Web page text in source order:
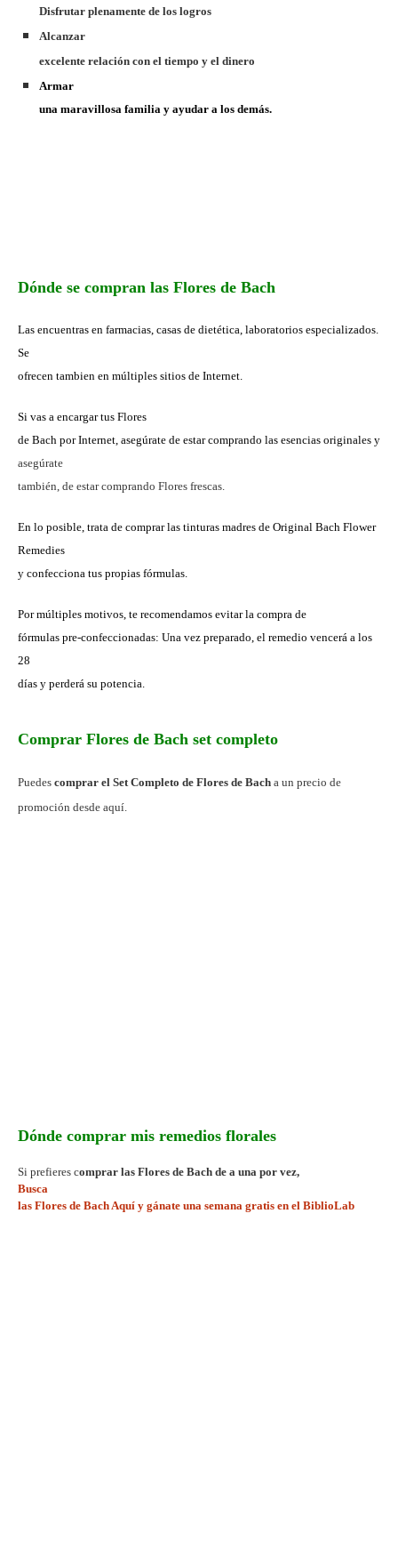
Disfrutar plenamente de los logros
Alcanzar
excelente relación con el tiempo y el dinero
Armar
una maravillosa familia y ayudar a los demás.
Dónde se compran las Flores de Bach
Las encuentras en farmacias, casas de dietética, laboratorios especializados.
Se
ofrecen tambien en múltiples sitios de Internet.
Si vas a encargar tus Flores
de Bach por Internet, asegúrate de estar comprando las esencias originales y
asegúrate
también, de estar comprando Flores frescas.
En lo posible, trata de comprar las tinturas madres de Original Bach Flower
Remedies
y confecciona tus propias fórmulas.
Por múltiples motivos, te recomendamos evitar la compra de
fórmulas pre-confeccionadas: Una vez preparado, el remedio vencerá a los
28
días y perderá su potencia.
Comprar Flores de Bach set completo
Puedes comprar el Set Completo de Flores de Bach a un precio de
promoción desde aquí.
Dónde comprar mis remedios florales
Si prefieres comprar las Flores de Bach de a una por vez,
Busca
las Flores de Bach Aquí y gánate una semana gratis en el BiblioLab